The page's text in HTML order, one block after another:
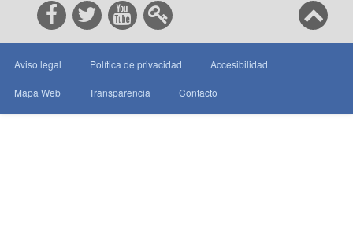
Aviso legal Política de privacidad Accesibilidad
Mapa Web Transparencia Contacto